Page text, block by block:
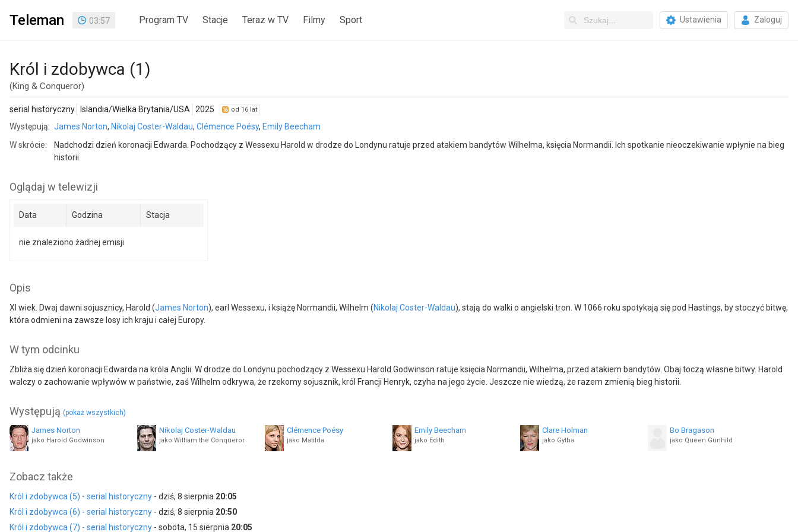
Teleman 03:57 Program TV Stacje Teraz w TV Filmy Sport Ustawienia Zaloguj
Król i zdobywca (1)
(King & Conqueror)
serial historyczny Islandia/Wielka Brytania/USA 2025 od 16 lat
Występują: James Norton, Nikolaj Coster-Waldau, Clémence Poésy, Emily Beecham
W skrócie:
Nadchodzi dzień koronacji Edwarda. Pochodzący z Wessexu Harold w drodze do Londynu ratuje przed atakiem bandytów Wilhelma, księcia Normandii. Ich spotkanie nieoczekiwanie wpłynie na bieg
historii.
Oglądaj w telewizji
Data Godzina Stacja
nie znaleziono żadnej emisji
Opis
XI wiek. Dwaj dawni sojusznicy, Harold (James Norton), earl Wessexu, i książę Normandii, Wilhelm (Nikolaj Coster-Waldau), stają do walki o angielski tron. W 1066 roku spotykają się pod Hastings, by stoczyć bitwę,
która odmieni na zawsze losy ich kraju i całej Europy.
W tym odcinku
Zbliża się dzień koronacji Edwarda na króla Anglii. W drodze do Londynu pochodzący z Wessexu Harold Godwinson ratuje księcia Normandii, Wilhelma, przed atakiem bandytów. Obaj toczą własne bitwy. Harold
walczy o zachowanie wpływów w państwie, zaś Wilhelm odkrywa, że rzekomy sojusznik, król Francji Henryk, czyha na jego życie. Jeszcze nie wiedzą, że razem zmienią bieg historii.
Występują (pokaż wszystkich)
James Norton
jako Harold Godwinson
Nikolaj Coster-Waldau
jako William the Conqueror
Clémence Poésy
jako Matilda
Emily Beecham
jako Edith
Clare Holman
jako Gytha
Bo Bragason
jako Queen Gunhild
Eddie Marsan
jako King Edward
Valdimar Örn Flygenring
jako Baron George
Zobacz także
Król i zdobywca (5) - serial historyczny - dziś, 8 sierpnia 20:05
Król i zdobywca (6) - serial historyczny - dziś, 8 sierpnia 20:50
Król i zdobywca (7) - serial historyczny - sobota, 15 sierpnia 20:05